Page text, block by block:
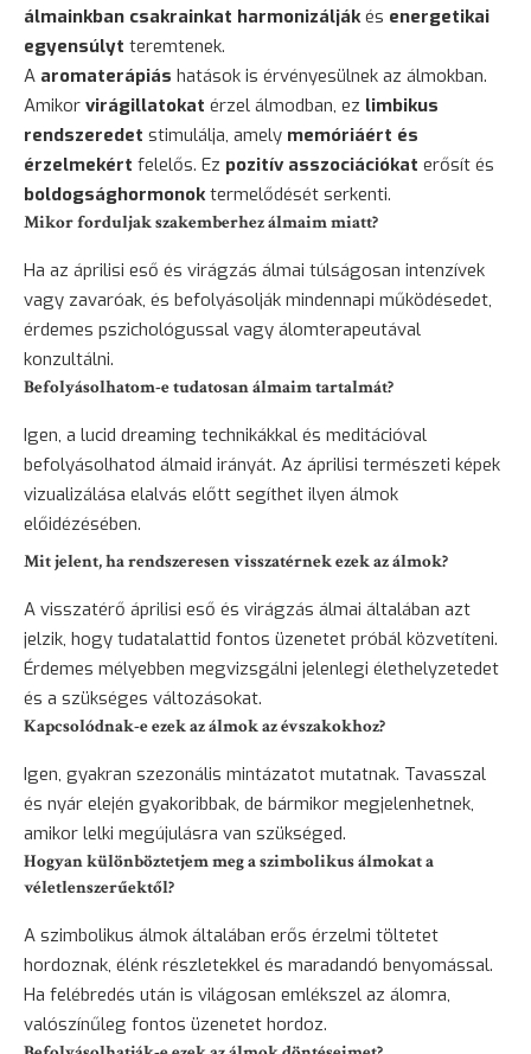
álmainkban csakrainkat harmonizáljákés energetikai
egyensúlyt teremtenek.
A aromaterápiás hatások is érvényesülnek az álmokban.
Amikor virágillatokat érzel álmodban, ez limbikus
rendszeredet stimulálja, amely memóriáért és
érzelmekért felelős. Ez pozitív asszociációkat erősít és
boldogsághormonoktermelődését serkenti.
Mikor forduljak szakemberhez álmaim miatt?
Ha az áprilisi eső és virágzás álmai túlságosan intenzívek
vagy zavaróak, és befolyásolják mindennapi működésedet,
érdemes pszichológussal vagy álomterapeutával
konzultálni.
Befolyásolhatom-e tudatosan álmaim tartalmát?
Igen, a lucid dreaming technikákkal és meditációval
befolyásolhatod álmaid irányát. Az áprilisi természeti képek
vizualizálása elalvás előtt segíthet ilyen álmok
előidézésében.
Mit jelent, ha rendszeresen visszatérnek ezek az álmok?
A visszatérő áprilisi eső és virágzás álmai általában azt
jelzik, hogy tudatalattid fontos üzenetet próbál közvetíteni.
Érdemes mélyebben megvizsgálni jelenlegi élethelyzetedet
és a szükséges változásokat.
Kapcsolódnak-e ezek az álmok az évszakokhoz?
Igen, gyakran szezonális mintázatot mutatnak. Tavasszal
és nyár elején gyakoribbak, de bármikor megjelenhetnek,
amikor lelki megújulásra van szükséged.
Hogyan különböztetjem meg a szimbolikus álmokat a
véletlenszerűektől?
A szimbolikus álmok általában erős érzelmi töltetet
hordoznak, élénk részletekkel és maradandó benyomással.
Ha felébredés után is világosan emlékszel az álomra,
valószínűleg fontos üzenetet hordoz.